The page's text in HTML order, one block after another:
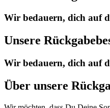
Wir bedauern, dich auf
Unsere
Wir bedauern, dich auf
Über unsere